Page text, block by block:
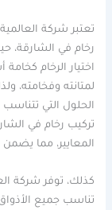
تعتبر شركة
رخام في الشارقة،
اختيار الرخام
لمتانته وفخامته،
الحلول التي
تركيب رخام في
المعايير، مما
كذلك، توفر شركة
تناسب جميع